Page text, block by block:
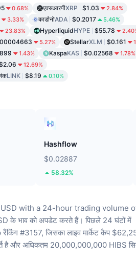
0.68% एक्सआरपीXRP $1.03 2.84%
3.33% कार्डानोADA $0.2017 5.46%
23.83% HyperliquidHYPE $55.78
5.27% StellarXLM $0.161
1.43% KaspaKAS $0.02568 1.78%
12.69%
LINK $8.19 0.10%
Hashflow
$0.02887
58.32%
with a 24-hour trading volume
के भाव को अपडेट करते हैं। पिछले 24 घंटों में
#3157, जिसका लाइव मार्केट कैप
है और अधिकतम 20,000,000,000 HIBS